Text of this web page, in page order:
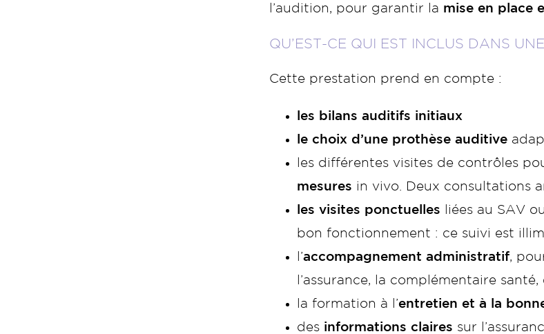
l’audition, pour garantir la mise en place
QU’EST-CE QUI EST INCLUS DANS
Cette prestation prend en compte :
les bilans auditifs initiaux
le choix d’une prothèse auditive
les différentes visites de contrôles
mesures in vivo. Deux consultations
les visites ponctuelles liées au SAV
bon fonctionnement : ce suivi est
l’accompagnement administratif,
l’assurance, la complémentaire santé,
la formation à l’entretien et à la
des informations claires sur